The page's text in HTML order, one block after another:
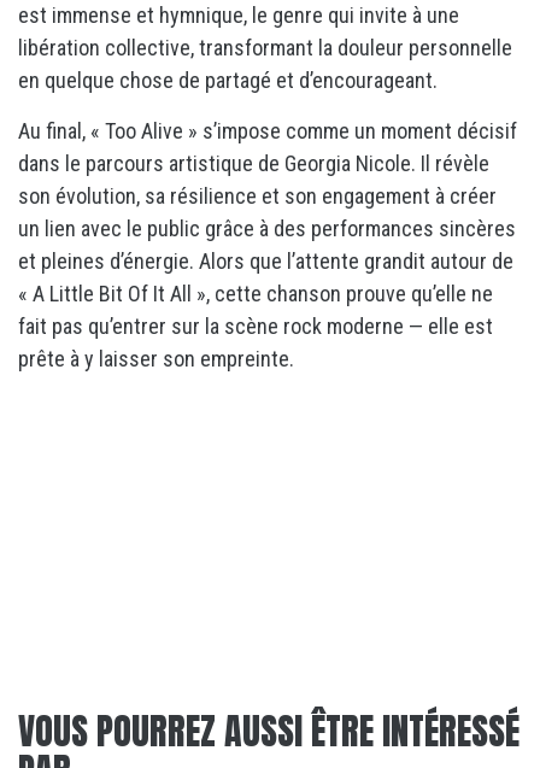
est immense et hymnique, le genre qui invite à une
libération collective, transformant la douleur personnelle
en quelque chose de partagé et d’encourageant.
Au final, « Too Alive » s’impose comme un moment décisif
dans le parcours artistique de Georgia Nicole. Il révèle
son évolution, sa résilience et son engagement à créer
un lien avec le public grâce à des performances sincères
et pleines d’énergie. Alors que l’attente grandit autour de
« A Little Bit Of It All », cette chanson prouve qu’elle ne
fait pas qu’entrer sur la scène rock moderne — elle est
prête à y laisser son empreinte.
VOUS POURREZ AUSSI ÊTRE INTÉRESSÉ